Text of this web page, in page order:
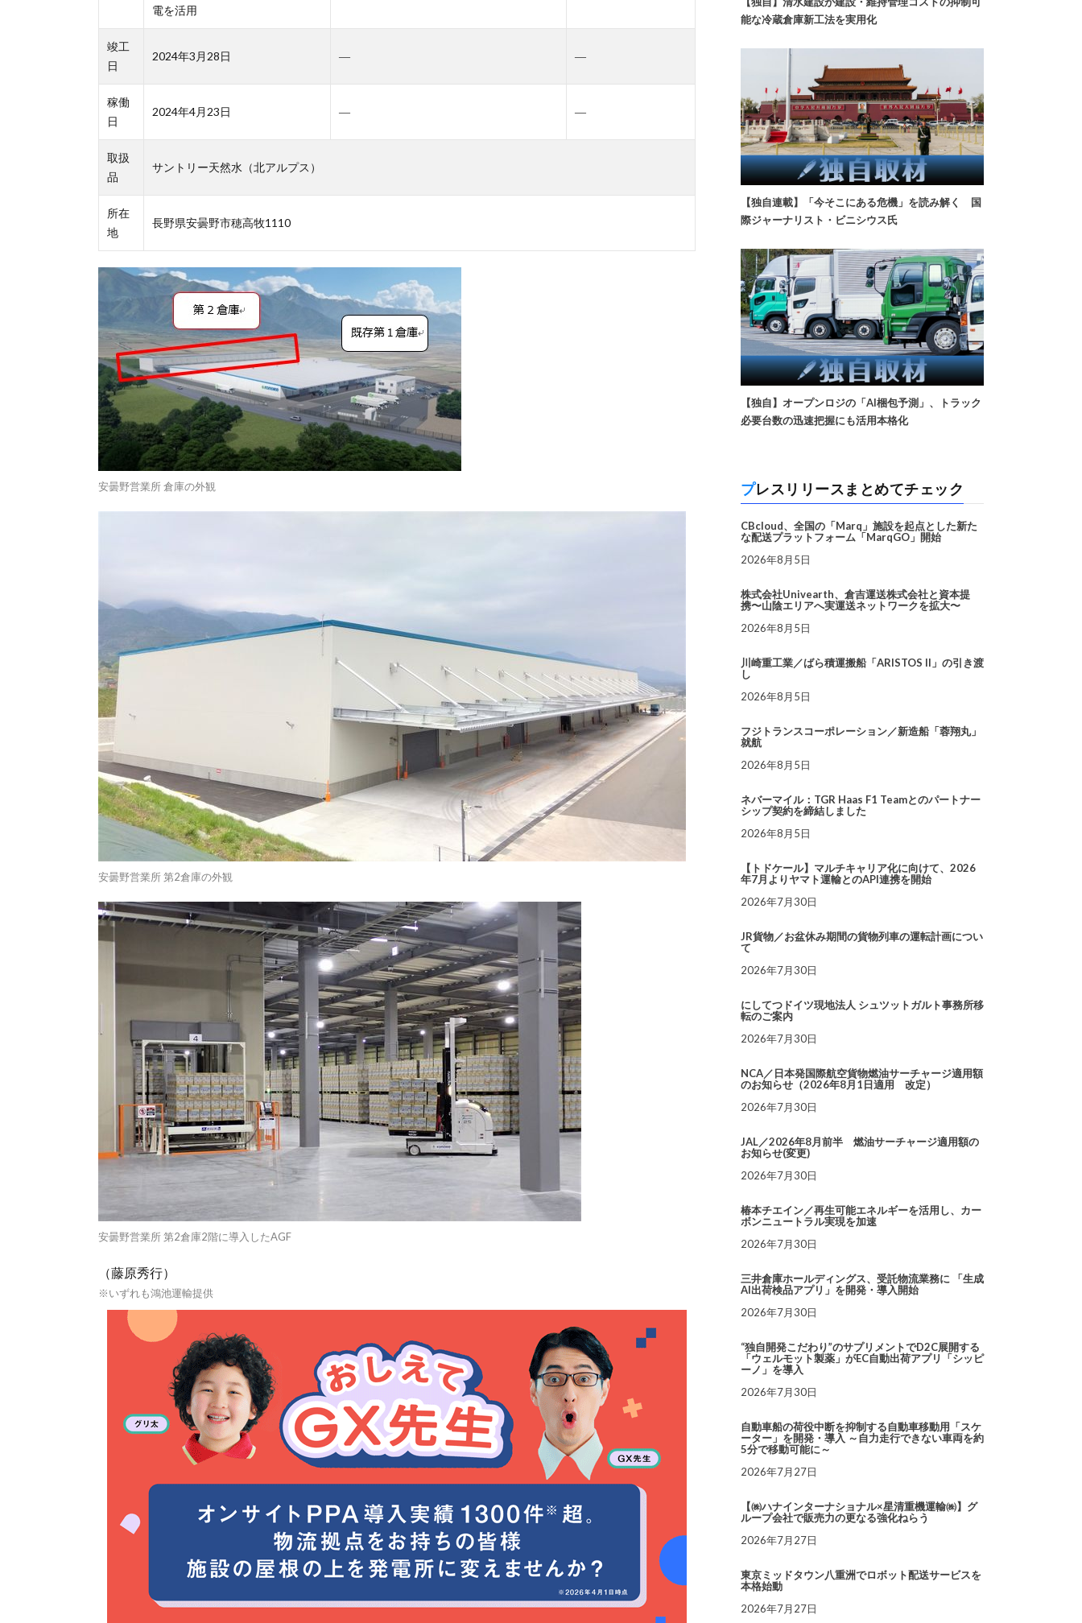
電を活用
竣工
日
2024年3月28日 ― ―
稼働
日
2024年4月23日 ― ―
取扱
品
サントリー天然水（北アルプス）
所在
地
長野県安曇野市穂高牧1110
安曇野営業所 倉庫の外観
安曇野営業所 第2倉庫の外観
安曇野営業所 第2倉庫2階に導入したAGF
（藤原秀行）
※いずれも鴻池運輸提供
能な冷蔵倉庫新工法を実用化
【独自連載】「今そこにある危機」を読み解く 国
際ジャーナリスト・ビニシウス氏
【独自】オープンロジの「AI梱包予測」、トラック
必要台数の迅速把握にも活用本格化
プレスリリースまとめてチェック
CBcloud、全国の「Marq」施設を起点とした新た
な配送プラットフォーム「MarqGO」開始
2026年8月5日
株式会社Univearth、倉吉運送株式会社と資本提
携〜山陰エリアへ実運送ネットワークを拡大〜
2026年8月5日
川崎重工業／ばら積運搬船「ARISTOS II」の引き渡
し
2026年8月5日
フジトランスコーポレーション／新造船「蓉翔丸」
就航
2026年8月5日
ネバーマイル：TGR Haas F1 Teamとのパートナー
シップ契約を締結しました
2026年8月5日
【トドケール】マルチキャリア化に向けて、2026
年7月よりヤマト運輸とのAPI連携を開始
2026年7月30日
JR貨物／お盆休み期間の貨物列車の運転計画につい
て
2026年7月30日
にしてつドイツ現地法人 シュツットガルト事務所移
転のご案内
2026年7月30日
NCA／日本発国際航空貨物燃油サーチャージ適用額
のお知らせ（2026年8月1日適用 改定）
2026年7月30日
JAL／2026年8月前半 燃油サーチャージ適用額の
お知らせ(変更)
2026年7月30日
椿本チエイン／再生可能エネルギーを活用し、カー
ボンニュートラル実現を加速
2026年7月30日
三井倉庫ホールディングス、受託物流業務に 「生成
AI出荷検品アプリ」を開発・導入開始
2026年7月30日
“独自開発こだわり”のサプリメントでD2C展開する
「ウェルモット製薬」がEC自動出荷アプリ「シッピ
ーノ」を導入
2026年7月30日
自動車船の荷役中断を抑制する自動車移動用「スケ
ーター」を開発・導入 ～自力走行できない車両を約
5分で移動可能に～
2026年7月27日
【㈱ハナインターナショナル×星清重機運輸㈱】グ
ループ会社で販売力の更なる強化ねらう
2026年7月27日
東京ミッドタウン八重洲でロボット配送サービスを
本格始動
2026年7月27日